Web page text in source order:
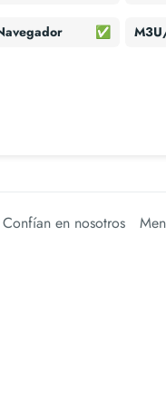
✅
Confían en nosotros